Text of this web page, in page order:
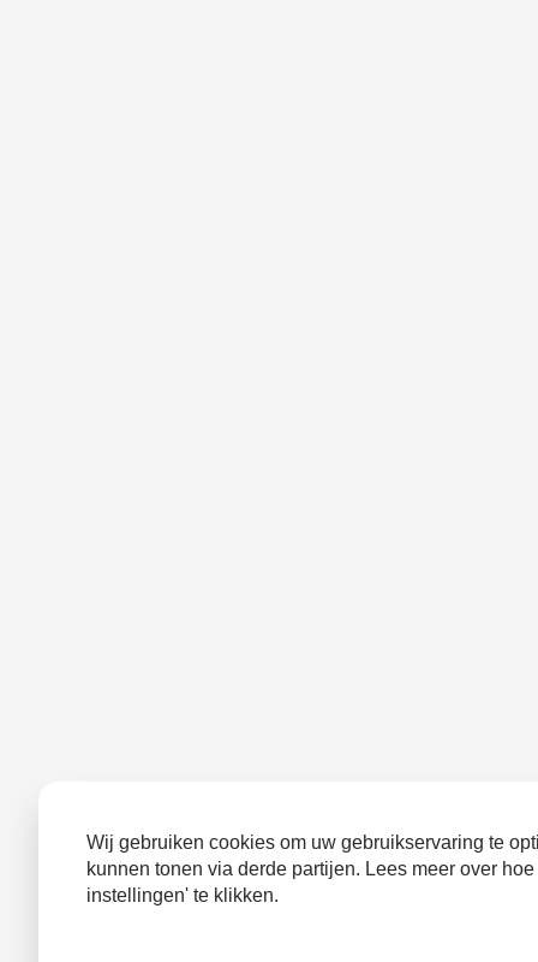
Wij gebruiken cookies om uw gebruikservaring te
kunnen tonen via derde partijen. Lees meer over
instellingen' te klikken.